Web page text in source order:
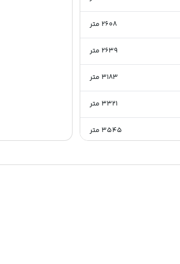
2608 متر
2639 متر
3183 متر
3321 متر
3545 متر